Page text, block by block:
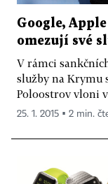
Google,
omezují své
V rámci
služby na Krymu
Poloostrov vloni
25. 1. 2015 ▪ 2 min.